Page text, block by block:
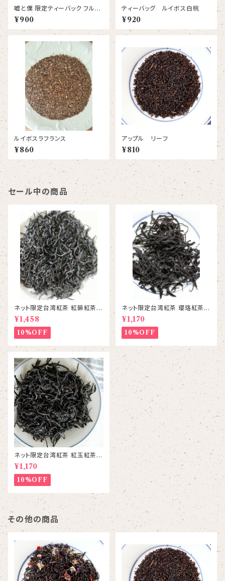
嘘と僕 限定ティーバック フルー
ツシャワー
¥900
ティーバッグ ルイボス白桃
¥920
ルイボスラフランス
¥860
アップル リーフ
¥810
セール中の商品
ネット限定台湾紅茶 紅韻紅茶
台茶21号
¥1,458
10%OFF
ネット限定台湾紅茶 瓔珞紅茶(
ようらく)台茶8号
¥1,170
10%OFF
ネット限定台湾紅茶 紅玉紅茶
台茶18号
¥1,170
10%OFF
その他の商品